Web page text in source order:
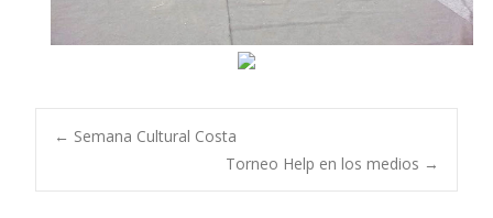
Navegación
← Semana Cultural Costa
Torneo Help en los medios →